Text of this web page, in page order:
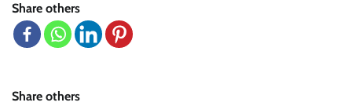
Share others
Share others